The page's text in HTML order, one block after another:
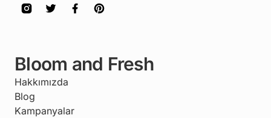
Bloom and Fresh
Hakkımızda
Blog
Kampanyalar